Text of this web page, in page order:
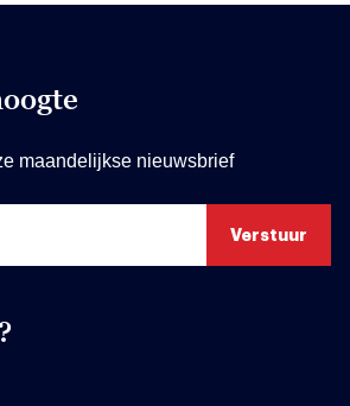
maandelijkse nieuwsbrief